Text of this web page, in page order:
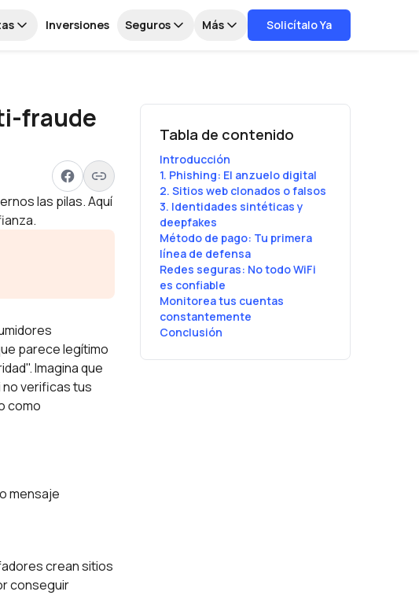
Inversiones Seguros Más Solicítalo Ya
Tabla de contenido
Introducción
1. Phishing: El anzuelo digital
2. Sitios web clonados o falsos
3. Identidades sintéticas y
deepfakes
Método de pago: Tu primera
línea de defensa
Redes seguras: No todo WiFi
es confiable
Monitorea tus cuentas
constantemente
Conclusión
fraude
las pilas. Aquí
parece legítimo
Imagina que
verificas tus
como
mensaje
crean sitios
conseguir